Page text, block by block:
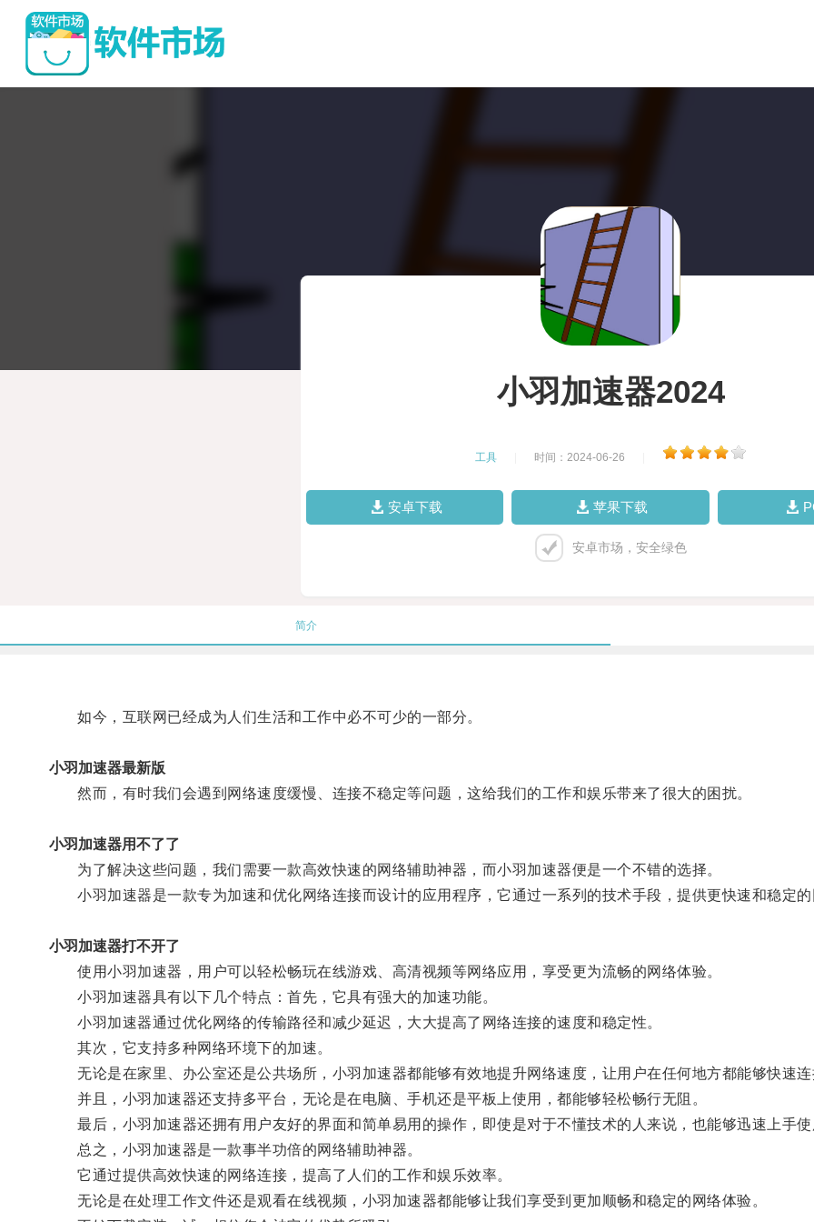
小羽加速器2024
工具 时间：2024-06-26
安卓下载 苹果下载
安卓市场，安全绿色
简介
如今，互联网已经成为人们生活和工作中必不可少的一部分。
小羽加速器最新版
然而，有时我们会遇到网络速度缓慢、连接不稳定等问题，这给我们的工作和娱乐带来了很大的困扰。
小羽加速器用不了了
为了解决这些问题，我们需要一款高效快速的网络辅助神器，而小羽加速器便是一个不错的选择。
小羽加速器是一款专为加速和优化网络连接而设计的应用程序，它通过一系列的技术手段，提供更快速和稳定的
小羽加速器打不开了
使用小羽加速器，用户可以轻松畅玩在线游戏、高清视频等网络应用，享受更为流畅的网络体验。
小羽加速器具有以下几个特点：首先，它具有强大的加速功能。
小羽加速器通过优化网络的传输路径和减少延迟，大大提高了网络连接的速度和稳定性。
其次，它支持多种网络环境下的加速。
无论是在家里、办公室还是公共场所，小羽加速器都能够有效地提升网络速度，让用户在任何地方都能够快速连
并且，小羽加速器还支持多平台，无论是在电脑、手机还是平板上使用，都能够轻松畅行无阻。
最后，小羽加速器还拥有用户友好的界面和简单易用的操作，即使是对于不懂技术的人来说，也能够迅速上手使
总之，小羽加速器是一款事半功倍的网络辅助神器。
它通过提供高效快速的网络连接，提高了人们的工作和娱乐效率。
无论是在处理工作文件还是观看在线视频，小羽加速器都能够让我们享受到更加顺畅和稳定的网络体验。